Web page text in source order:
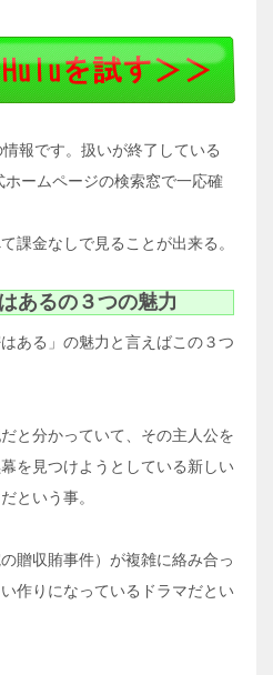
報です。扱いが終了している
ームページの検索窓で一応確
課金なしで見ることが出来る。
あるの３つの魅力
ある」の魅力と言えばこの３つ
と分かっていて、その主人公を
を見つけようとしている新しい
という事。
贈収賄事件）が複雑に絡み合っ
作りになっているドラマだとい